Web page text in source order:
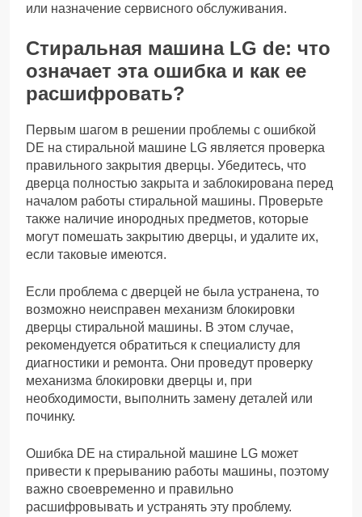
или назначение сервисного обслуживания.
Стиральная машина LG de: что
означает эта ошибка и как ее
расшифровать?
Первым шагом в решении проблемы с ошибкой
DE на стиральной машине LG является проверка
правильного закрытия дверцы. Убедитесь, что
дверца полностью закрыта и заблокирована перед
началом работы стиральной машины. Проверьте
также наличие инородных предметов, которые
могут помешать закрытию дверцы, и удалите их,
если таковые имеются.
Если проблема с дверцей не была устранена, то
возможно неисправен механизм блокировки
дверцы стиральной машины. В этом случае,
рекомендуется обратиться к специалисту для
диагностики и ремонта. Они проведут проверку
механизма блокировки дверцы и, при
необходимости, выполнить замену деталей или
починку.
Ошибка DE на стиральной машине LG может
привести к прерыванию работы машины, поэтому
важно своевременно и правильно
расшифровывать и устранять эту проблему.